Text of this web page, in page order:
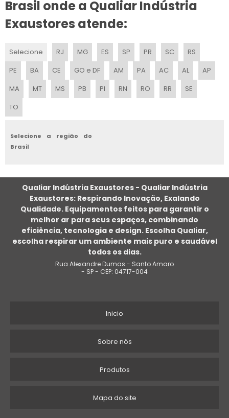
EXAUSTOR ASSISTÊNCIA TÉCNICA
REPARO EM EXAUSTOR
MANUTENÇÃO DE EXAUSTOR PREÇO
ONDE CONSERTAR EXAUSTOR
Brasil onde a Qualiar Indústria
Exaustores atende:
Selecione RJ MG ES SP PR SC
RS
PE
BA CE GO e DF AM PA AC AL
AP
MA
MT MS PB PI RN RO RR
SE
TO
Selecione a região do
Brasil
Qualiar Indústria Exaustores - Qualiar Indústria
Exaustores: Respirando Inovação, Exalando
Qualidade. Equipamentos feitos para garantir o
melhor ar para seus espaços, combinando
eficiência, tecnologia e design. Escolha Qualiar,
escolha respirar um ambiente mais puro e saudável
todos os dias.
Rua Alexandre Dumas - Santo Amaro
- SP - CEP: 04717-004
Inicio
Sobre nós
Produtos
Mapa do site